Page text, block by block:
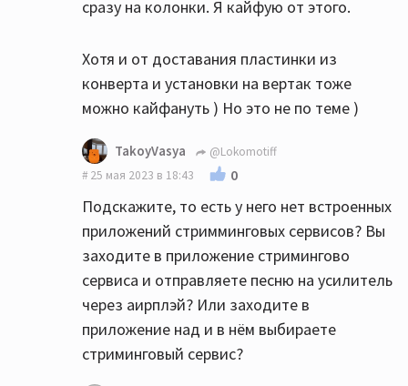
сразу на колонки. Я кайфую от этого.
Хотя и от доставания пластинки из
конверта и установки на вертак тоже
можно кайфануть ) Но это не по теме )
TakoyVasya
@Lokomotiff
25 мая 2023 в 18:43
0
Подскажите, то есть у него нет встроенных
приложений стримминговых сервисов? Вы
заходите в приложение стримингово
сервиса и отправляете песню на усилитель
через аирплэй? Или заходите в
приложение над и в нём выбираете
стриминговый сервис?